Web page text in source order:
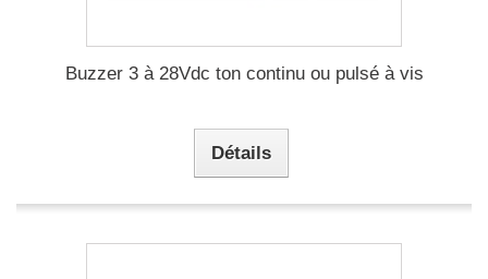
Buzzer 3 à 28Vdc ton continu ou pulsé à vis
Détails